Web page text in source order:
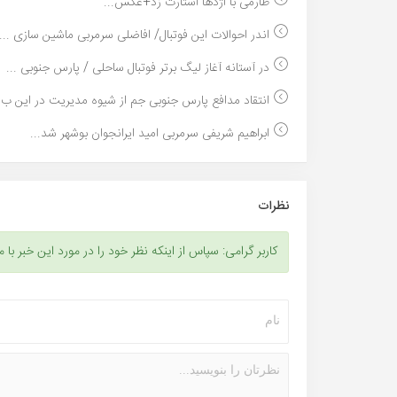
اندر احوالات این فوتبال/ افاضلی سرمربی ماشین سازی ...
در آستانه آغاز لیگ برتر فوتبال ساحلی / پارس جنوبی ...
انتقاد مدافع پارس جنوبی جم از شیوه مدیریت در این
ابراهیم شریفی سرمربی امید ایرانجوان بوشهر شد...
نظرات
کاربر گرامی: سپاس از اینکه نظر خود را در مورد این خبر